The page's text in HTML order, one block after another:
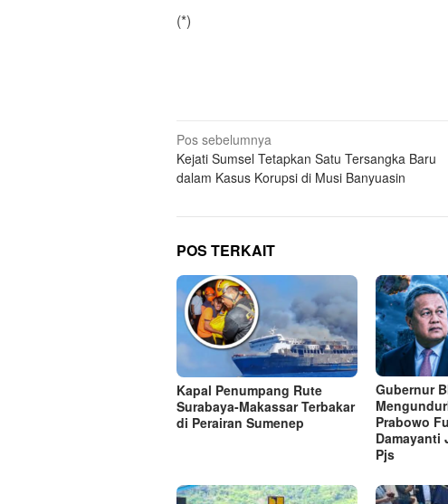
(*)
Navigasi
pos
Pos sebelumnya
Kejati Sumsel Tetapkan Satu Tersangka Baru
dalam Kasus Korupsi di Musi Banyuasin
POS TERKAIT
Kapal Penumpang Rute
Surabaya-Makassar Terbakar
di Perairan Sumenep
Gubernur
Prabowo
Damayanti
Pjs